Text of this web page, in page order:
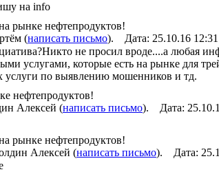
на info
рынке нефтепродуктов!
(написать письмо). Дата: 25.10.16
не просил вроде....а любая
услугами, которые есть на рынке для
услуги по выявлению мошенников и тд.
нефтепродуктов!
Алексей (написать письмо). Дата:
рынке нефтепродуктов!
Алексей (написать письмо). Дата: